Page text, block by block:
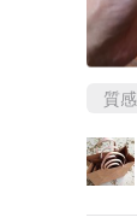
質